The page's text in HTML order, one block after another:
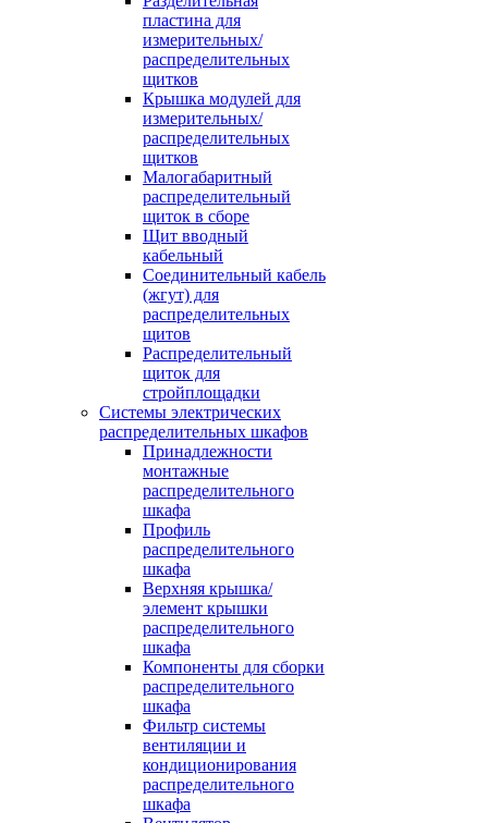
пластина для
измерительных/
распределительных
щитков
Крышка модулей для
измерительных/
распределительных
щитков
Малогабаритный
распределительный
щиток в сборе
Щит вводный
кабельный
Соединительный кабель
(жгут) для
распределительных
щитов
Распределительный
щиток для
стройплощадки
Системы электрических
распределительных шкафов
Принадлежности
монтажные
распределительного
шкафа
Профиль
распределительного
шкафа
Верхняя крышка/
элемент крышки
распределительного
шкафа
Компоненты для сборки
распределительного
шкафа
Фильтр системы
вентиляции и
кондиционирования
распределительного
шкафа